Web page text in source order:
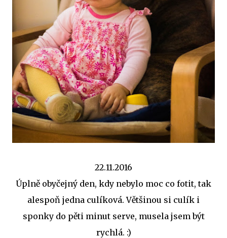
22.11.2016
Úplně obyčejný den, kdy nebylo moc co fotit, tak
alespoň jedna culíková. Většinou si culík i
sponky do pěti minut serve, musela jsem být
rychlá. :)